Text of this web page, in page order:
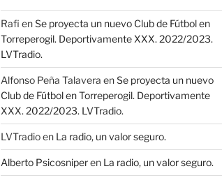
Rafi enSe proyecta un nuevo Club de Fútbol en
Torreperogil. Deportivamente XXX. 2022/2023.
LVTradio.
Alfonso Peña Talavera enSe proyecta un nuevo
Club de Fútbol en Torreperogil. Deportivamente
XXX. 2022/2023. LVTradio.
LVTradioen La radio, un valor seguro.
Alberto Psicosniperen La radio, un valor seguro.